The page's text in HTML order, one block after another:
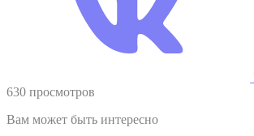
630 просмотров
Вам может быть интересно